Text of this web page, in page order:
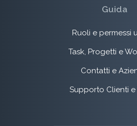
Guida
Ruoli e permessi
Task, Progetti e
Contatti e
Supporto Clienti